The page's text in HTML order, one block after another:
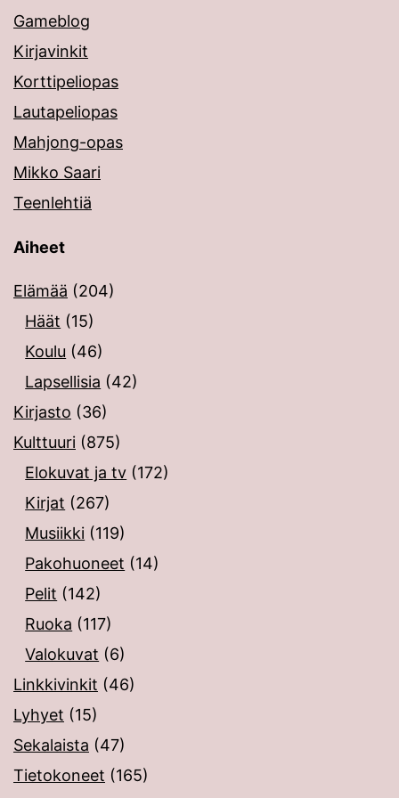
Gameblog
Kirjavinkit
Korttipeliopas
Lautapeliopas
Mahjong-opas
Mikko Saari
Teenlehtiä
Aiheet
Elämää (204)
Häät (15)
Koulu (46)
Lapsellisia (42)
Kirjasto (36)
Kulttuuri (875)
Elokuvat ja tv (172)
Kirjat (267)
Musiikki (119)
Pakohuoneet (14)
Pelit (142)
Ruoka (117)
Valokuvat (6)
Linkkivinkit (46)
Lyhyet (15)
Sekalaista (47)
Tietokoneet (165)